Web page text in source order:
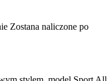
Zostana naliczone po